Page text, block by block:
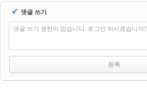
✔ 댓글 쓰기
댓글 쓰기 권한이 없습니다. 로그인 하시겠습니까?